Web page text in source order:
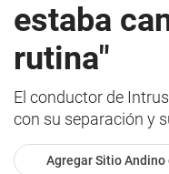
estaba
rutina"
El conductor de
con su separación y
Agregar Sitio Andino